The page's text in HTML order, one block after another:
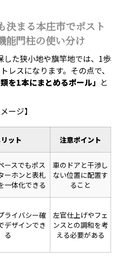
決まる本庄市でポスト
能門柱の使い分け
した狭小地や旗竿地では、1歩
レスになります。その点で、
を1本にまとめるポール」 と
ージ】
ット 注意ポイント
ースでもポス
ーホンと表札
一体化できる
車のドアと干渉し
ない位置に配置す
ること
ライバシー確
デザインでき
る
左官仕上げやフェ
ンスとの調和を考
える必要がある